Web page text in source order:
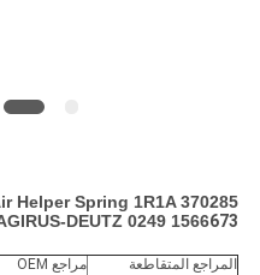
Helper Spring 1R1A 370285
DEUTZ 0249 1566673 شمال
المراجع المتقاطعة
مراجع OEM